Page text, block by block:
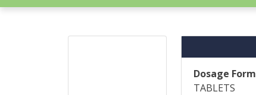
Dosage Form
TABLETS